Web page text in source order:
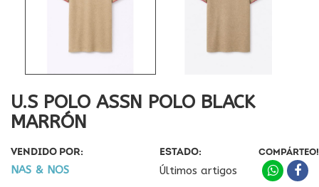
U.S POLO ASSN POLO BLACK
MARRÓN
VENDIDO POR:
NAS & NOS
ESTADO:
Últimos artigos
COMPÁRTEO!